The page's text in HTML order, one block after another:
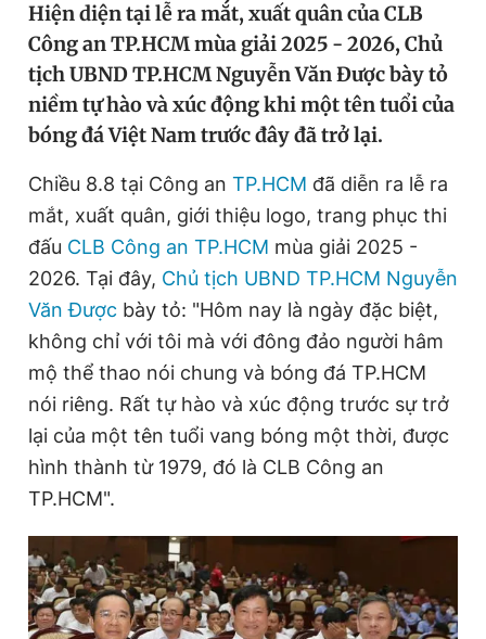
Video Magazine
Sản phẩm khác
Tiện ích Bạn cần biết
Thông tin tòa soạn Liên hệ quảng cáo
Đọc Thanh Niên trên điện thoại
Theo dõi báo trên
Hotline
0906 645 777
Liên hệ quảng cáo
0908 780 404
Hiện diện tại lễ ra mắt, xuất quân của CLB
Công an TP.HCM mùa giải 2025 - 2026, Chủ
tịch UBND TP.HCM Nguyễn Văn Được bày tỏ
niềm tự hào và xúc động khi một tên tuổi của
bóng đá Việt Nam trước đây đã trở lại.
Chiều 8.8 tại Công an TP.HCM đã diễn ra lễ ra
mắt, xuất quân, giới thiệu logo, trang phục thi
đấu CLB Công an TP.HCM mùa giải 2025 -
2026. Tại đây, Chủ tịch UBND TP.HCM Nguyễn
Văn Được bày tỏ: "Hôm nay là ngày đặc biệt,
không chỉ với tôi mà với đông đảo người hâm
mộ thể thao nói chung và bóng đá TP.HCM
nói riêng. Rất tự hào và xúc động trước sự trở
lại của một tên tuổi vang bóng một thời, được
hình thành từ 1979, đó là CLB Công an
TP.HCM".